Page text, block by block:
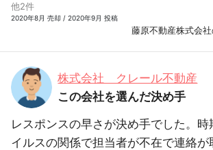
他2件
2020年8月 売却 / 2020年9月 投稿
藤原不動産株式会
株式会社 クレール不動産
この会社を選んだ決め手
レスポンスの早さが決め手でした。時
イルスの関係で担当者が不在で連絡